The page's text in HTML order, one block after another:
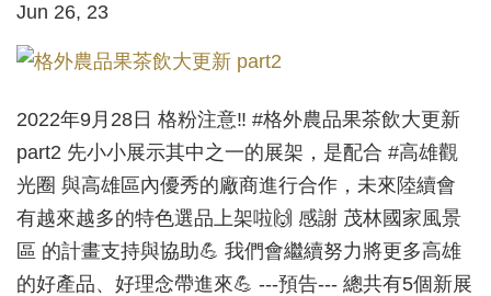
Jun 26, 23
2022年9月28日 格粉注意‼️ #格外農品果茶飲大更新
part2 先小小展示其中之一的展架，是配合 #高雄觀
光圈 與高雄區內優秀的廠商進行合作，未來陸續會
有越來越多的特色選品上架啦🙌 感謝 茂林國家風景
區 的計畫支持與協助💪 我們會繼續努力將更多高雄
的好產品、好理念帶進來💪 ---預告--- 總共有5個新展